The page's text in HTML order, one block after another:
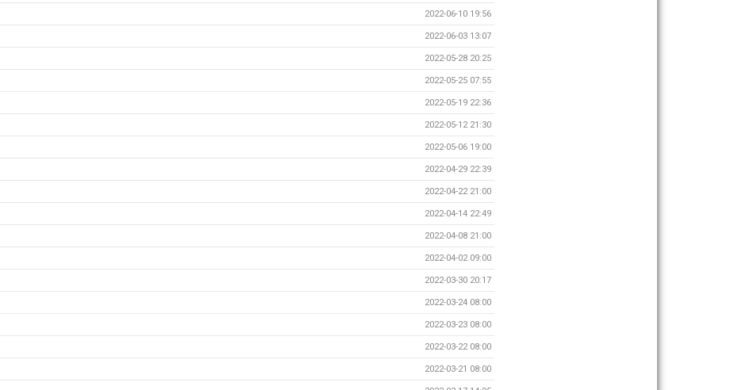
2022-06-10 19:56
2022-06-03 13:07
2022-05-28 20:25
2022-05-25 07:55
2022-05-19 22:36
2022-05-12 21:30
2022-05-06 19:00
2022-04-29 22:39
2022-04-22 21:00
2022-04-14 22:49
2022-04-08 21:00
2022-04-02 09:00
2022-03-30 20:17
2022-03-24 08:00
2022-03-23 08:00
2022-03-22 08:00
2022-03-21 08:00